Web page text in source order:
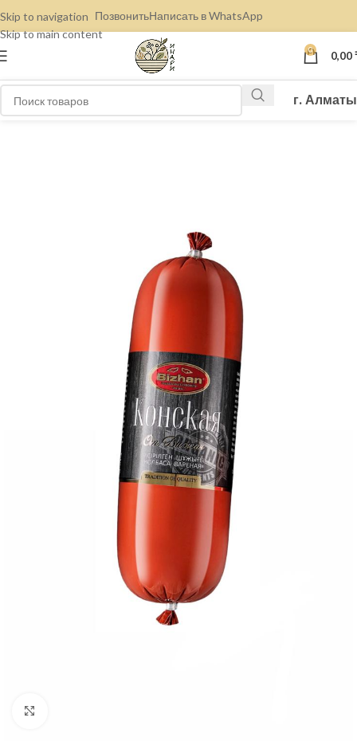
Skip to navigation
Skip to main content
ПозвонитьНаписать в WhatsApp
0 0,00
г. Алматы